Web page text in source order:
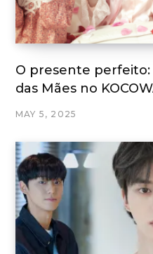
O presente perfeito:
das Mães no
MAY 5, 2025